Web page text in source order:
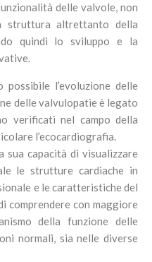
delle valvole, non
struttura altrettanto della
quindi lo sviluppo e la
l’evoluzione delle
delle valvulopatie è legato
verificati nel campo della
l’ecocardiografia.
sua capacità di visualizzare
le strutture cardiache in
e le caratteristiche del
comprendere con maggiore
della funzione delle
normali, sia nelle diverse